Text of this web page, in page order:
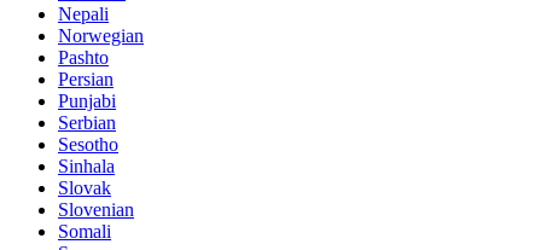
Nepali
Norwegian
Pashto
Persian
Punjabi
Serbian
Sesotho
Sinhala
Slovak
Slovenian
Somali